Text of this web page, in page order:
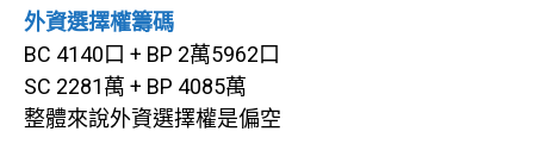
外資選擇權籌碼
BC 4140口 + BP 2萬5962口
SC 2281萬 + BP 4085萬
整體來說外資選擇權是偏空